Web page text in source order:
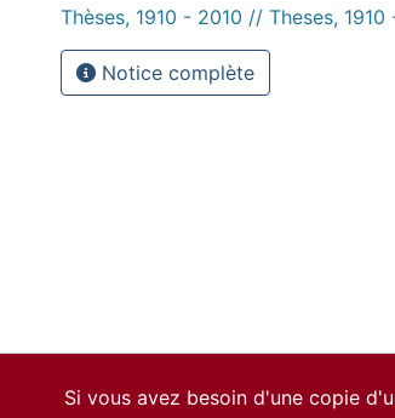
Thèses, 1910 - 2010 // Theses, 1910
Notice complète
Si vous avez besoin d'une copie